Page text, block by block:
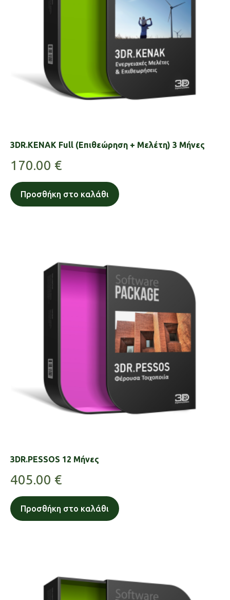
3DR.KENAK Full (Επιθεώρηση + Μελέτη) 3 Μήνες
170.00 €
Προσθήκη στο καλάθι
3DR.PESSOS 12 Μήνες
405.00 €
Προσθήκη στο καλάθι